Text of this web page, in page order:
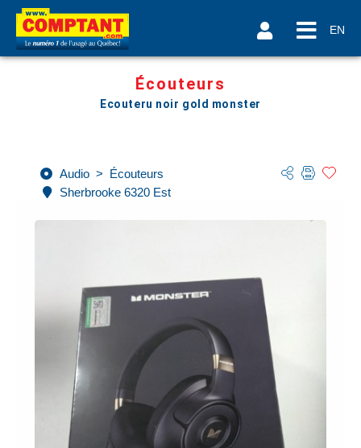
EN
Écouteurs
Ecouteru noir gold monster
Audio > Écouteurs
Sherbrooke 6320 Est